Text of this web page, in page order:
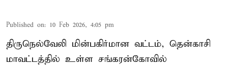
Published on: 10 Feb 2026, 4:05 pm
திருநெல்வேலி மின்பகிர்மான வட்டம், தென்காசி
மாவட்டத்தில் உள்ள சங்கரன்கோவில்